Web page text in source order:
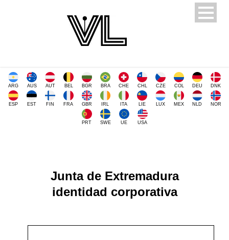
ARG AUS AUT BEL BGR BRA CHE CHL CZE COL DEU DNK
ESP EST FIN FRA GBR IRL ITA LIE LUX MEX NLD NOR
PRT SWE UE USA
Junta de Extremadura
identidad corporativa